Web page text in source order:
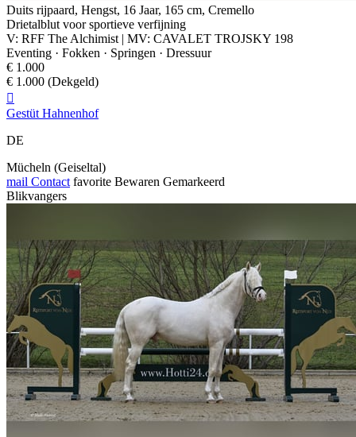
Duits rijpaard, Hengst, 16 Jaar, 165 cm, Cremello
Drietalblut voor sportieve verfijning
V: RFF The Alchimist | MV: CAVALET TROJSKY 198
Eventing · Fokken · Springen · Dressuur
€ 1.000
€ 1.000 (Dekgeld)

Gestüt Hahnenhof
DE
Mücheln (Geiseltal)
mail Contact favorite Bewaren Gemarkeerd
Blikvangers